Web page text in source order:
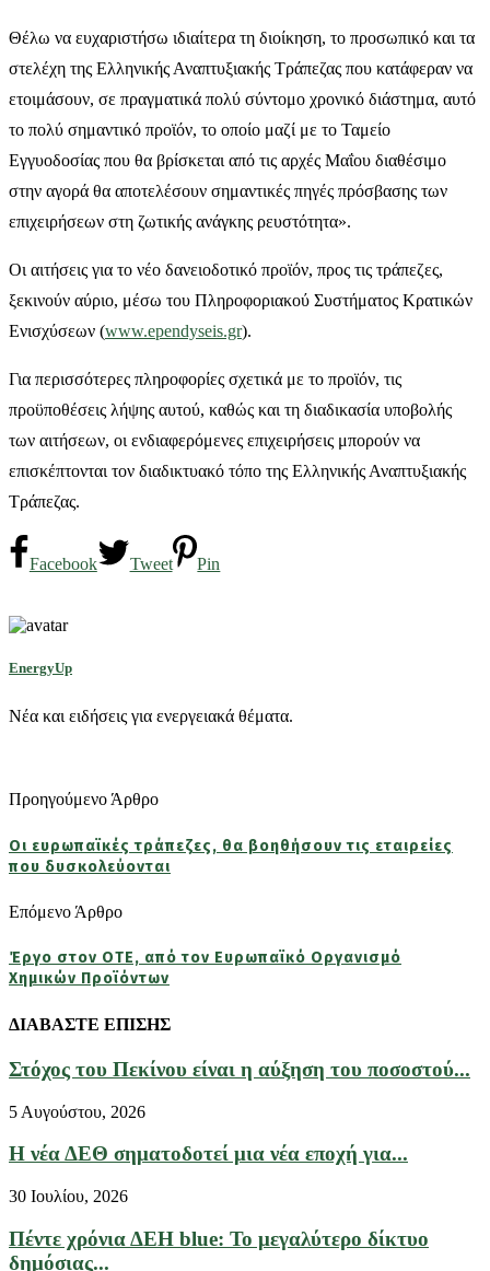
Θέλω να ευχαριστήσω ιδιαίτερα τη διοίκηση, το προσωπικό και τα
στελέχη της Ελληνικής Αναπτυξιακής Τράπεζας που κατάφεραν να
ετοιμάσουν, σε πραγματικά πολύ σύντομο χρονικό διάστημα, αυτό
το πολύ σημαντικό προϊόν, το οποίο μαζί με το Ταμείο
Εγγυοδοσίας που θα βρίσκεται από τις αρχές Μαΐου διαθέσιμο
στην αγορά θα αποτελέσουν σημαντικές πηγές πρόσβασης των
επιχειρήσεων στη ζωτικής ανάγκης ρευστότητα».
Οι αιτήσεις για το νέο δανειοδοτικό προϊόν, προς τις τράπεζες,
ξεκινούν αύριο, μέσω του Πληροφοριακού Συστήματος Κρατικών
Ενισχύσεων (www.ependyseis.gr).
Για περισσότερες πληροφορίες σχετικά με το προϊόν, τις
προϋποθέσεις λήψης αυτού, καθώς και τη διαδικασία υποβολής
των αιτήσεων, οι ενδιαφερόμενες επιχειρήσεις μπορούν να
επισκέπτονται τον διαδικτυακό τόπο της Ελληνικής Αναπτυξιακής
Τράπεζας.
Facebook Tweet Pin
EnergyUp
Νέα και ειδήσεις για ενεργειακά θέματα.
Προηγούμενο Άρθρο
Οι ευρωπαϊκές τράπεζες, θα βοηθήσουν τις εταιρείες
που δυσκολεύονται
Επόμενο Άρθρο
Έργο στον ΟΤΕ, από τον Ευρωπαϊκό Οργανισμό
Χημικών Προϊόντων
ΔΙΑΒΑΣΤΕ ΕΠΙΣΗΣ
Στόχος του Πεκίνου είναι η αύξηση του ποσοστού...
5 Αυγούστου, 2026
Η νέα ΔΕΘ σηματοδοτεί μια νέα εποχή για...
30 Ιουλίου, 2026
Πέντε χρόνια ΔΕΗ blue: Το μεγαλύτερο δίκτυο
δημόσιας...